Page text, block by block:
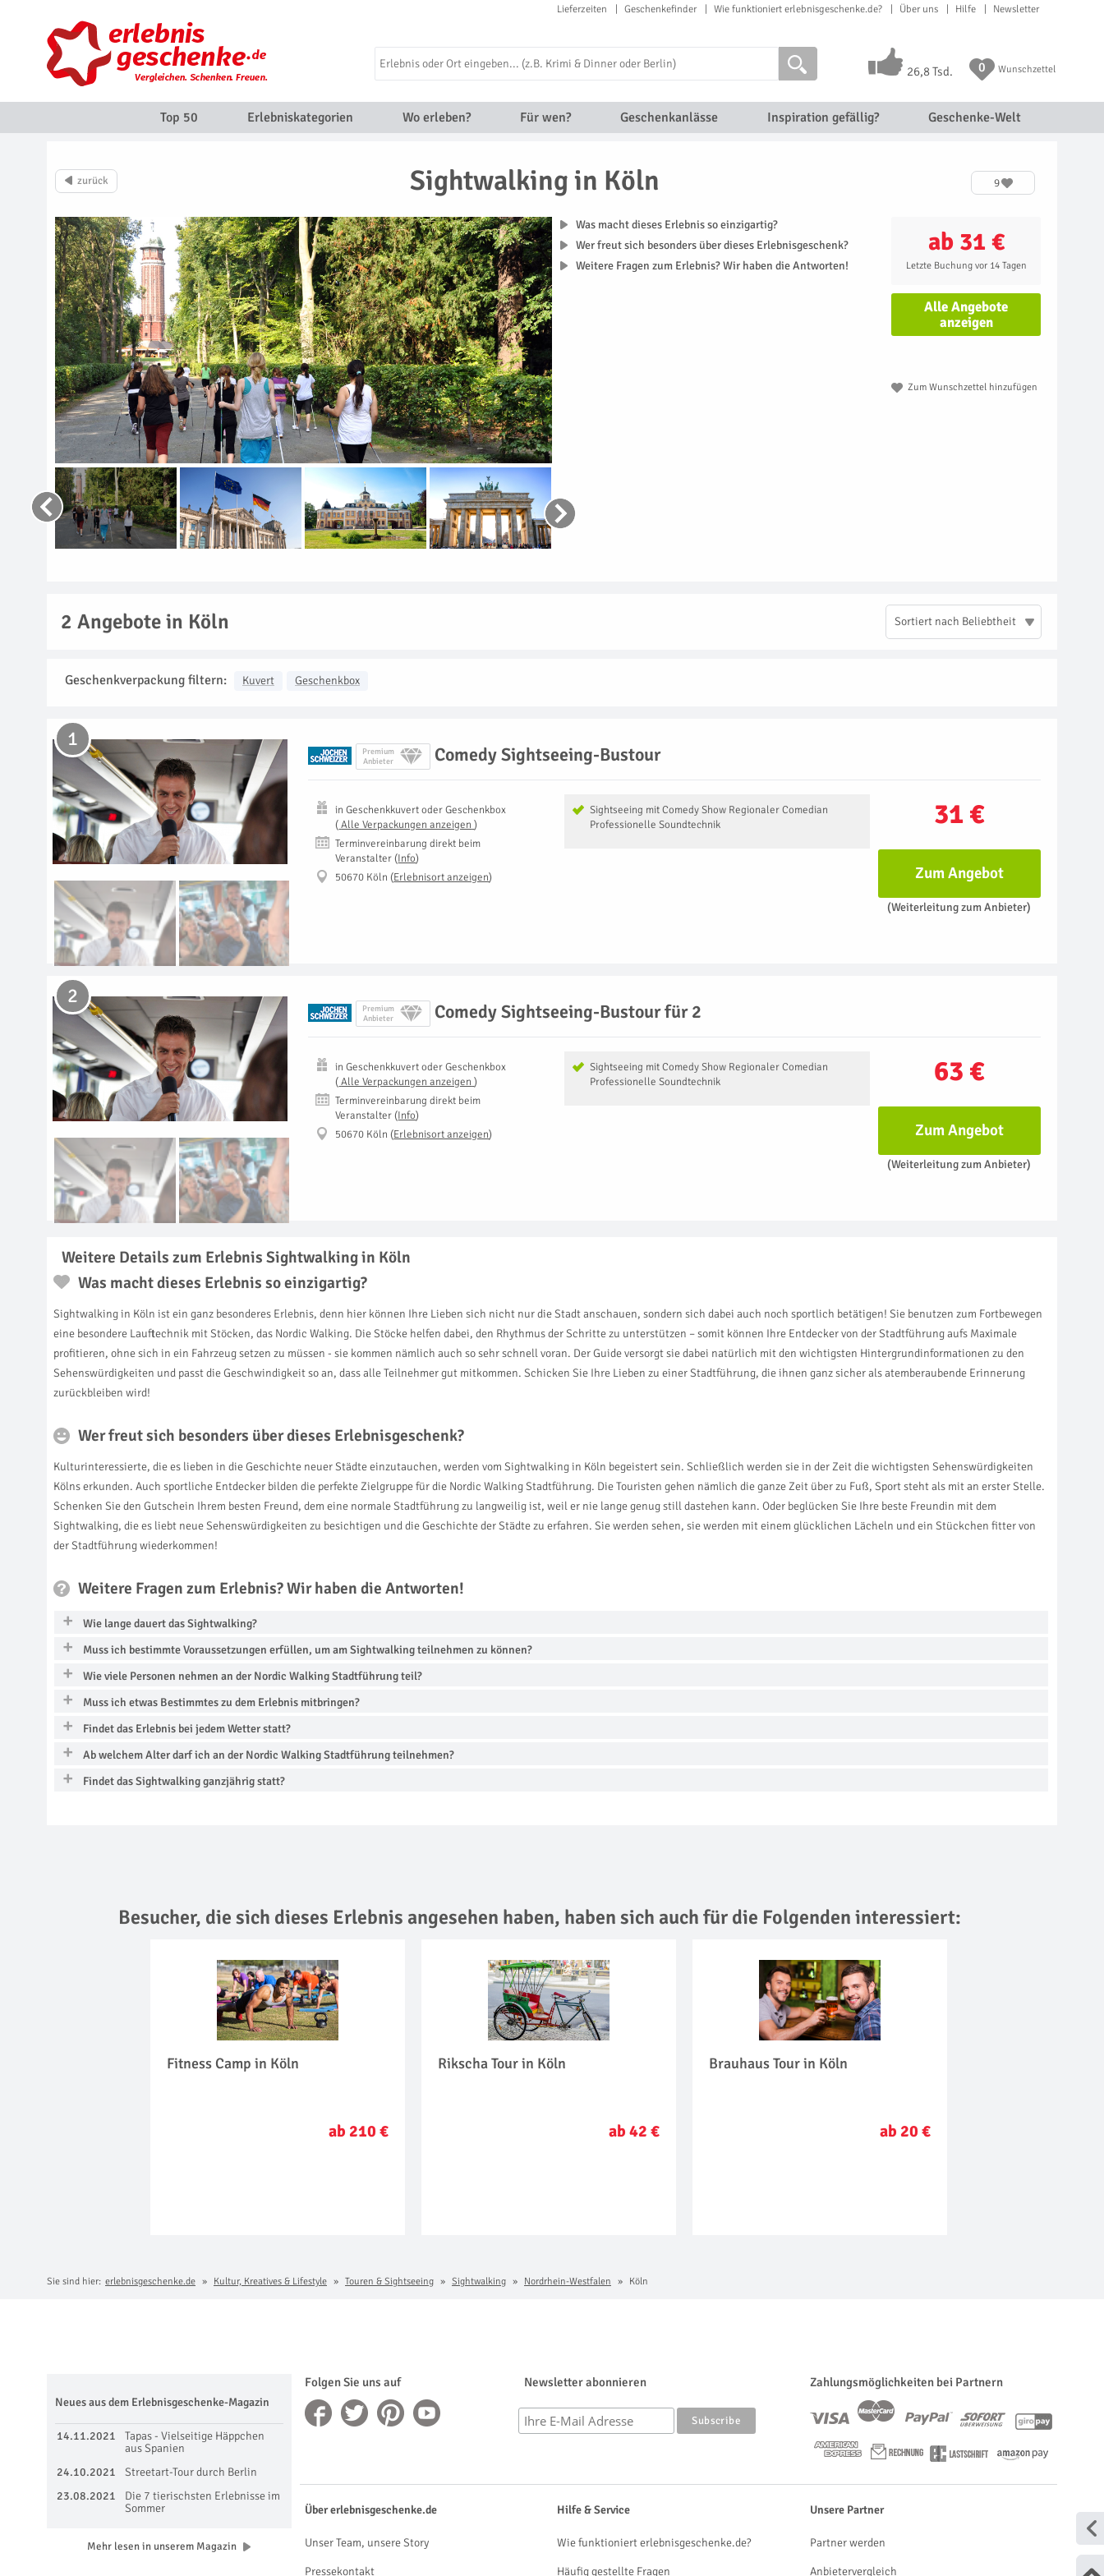
Lieferzeiten Geschenkefinder Wie funktioniert erlebnisgeschenke.de? Über uns Hilfe Newsletter
26,8 Tsd. 0 Wunschzettel
Top 50 Erlebniskategorien Wo erleben? Für wen? Geschenkanlässe Inspiration gefällig? Geschenke-Welt
Sightwalking in Köln 9
ab 31 €
Letzte Buchung vor 14 Tagen
Alle Angebote
anzeigen
Zum Wunschzettel hinzufügen
Was macht dieses Erlebnis so einzigartig?
Wer freut sich besonders über dieses Erlebnisgeschenk?
Weitere Fragen zum Erlebnis? Wir haben die Antworten!
2 Angebote in Köln Sortiert nach Beliebtheit
Geschenkverpackung filtern: Kuvert Geschenkbox
Premium
Anbieter
Comedy Sightseeing-Bustour
1
31 €
Sightseeing mit Comedy Show Regionaler Comedian
Professionelle Soundtechnik
inGeschenkkuvert oder Geschenkbox
( Alle Verpackungen anzeigen )
Terminvereinbarung direkt beim
Veranstalter (Info)
50670 Köln (Erlebnisort anzeigen) Zum Angebot
(Weiterleitung zum Anbieter)
Premium
Anbieter
Comedy Sightseeing-Bustour für 2
2
63 €
Sightseeing mit Comedy Show Regionaler Comedian
Professionelle Soundtechnik
inGeschenkkuvert oder Geschenkbox
( Alle Verpackungen anzeigen )
Terminvereinbarung direkt beim
Veranstalter (Info)
50670 Köln (Erlebnisort anzeigen) Zum Angebot
(Weiterleitung zum Anbieter)
Weitere Details zum Erlebnis Sightwalking in Köln
Was macht dieses Erlebnis so einzigartig?
Sightwalking in Köln ist ein ganz besonderes Erlebnis, denn hier können Ihre Lieben sich nicht nur die Stadt anschauen, sondern sich dabei auch noch sportlich betätigen! Sie benutzen zum Fortbewegen
eine besondere Lauftechnik mit Stöcken, das Nordic Walking. Die Stöcke helfen dabei, den Rhythmus der Schritte zu unterstützen – somit können Ihre Entdecker von der Stadtführung aufs Maximale
profitieren, ohne sich in ein Fahrzeug setzen zu müssen - sie kommen nämlich auch so sehr schnell voran. Der Guide versorgt sie dabei natürlich mit den wichtigsten Hintergrundinformationen zu den
Sehenswürdigkeiten und passt die Geschwindigkeit so an, dass alle Teilnehmer gut mitkommen. Schicken Sie Ihre Lieben zu einer Stadtführung, die ihnen ganz sicher als atemberaubende Erinnerung
zurückbleiben wird!
Wer freut sich besonders über dieses Erlebnisgeschenk?
Kulturinteressierte, die es lieben in die Geschichte neuer Städte einzutauchen, werden vom Sightwalking in Köln begeistert sein. Schließlich werden sie in der Zeit die wichtigsten Sehenswürdigkeiten
Kölns erkunden. Auch sportliche Entdecker bilden die perfekte Zielgruppe für die Nordic Walking Stadtführung. Die Touristen gehen nämlich die ganze Zeit über zu Fuß, Sport steht als mit an erster Stelle.
Schenken Sie den Gutschein Ihrem besten Freund, dem eine normale Stadtführung zu langweilig ist, weil er nie lange genug still dastehen kann. Oder beglücken Sie Ihre beste Freundin mit dem
Sightwalking, die es liebt neue Sehenswürdigkeiten zu besichtigen und die Geschichte der Städte zu erfahren. Sie werden sehen, sie werden mit einem glücklichen Lächeln und ein Stückchen fitter von
der Stadtführung wiederkommen!
Weitere Fragen zum Erlebnis? Wir haben die Antworten!
Wie lange dauert das Sightwalking?
Muss ich bestimmte Voraussetzungen erfüllen, um am Sightwalking teilnehmen zu können?
Wie viele Personen nehmen an der Nordic Walking Stadtführung teil?
Muss ich etwas Bestimmtes zu dem Erlebnis mitbringen?
Findet das Erlebnis bei jedem Wetter statt?
Ab welchem Alter darf ich an der Nordic Walking Stadtführung teilnehmen?
Findet das Sightwalking ganzjährig statt?
Besucher, die sich dieses Erlebnis angesehen haben, haben sich auch für die Folgenden interessiert:
Fitness Camp in Köln
ab 210 €
Rikscha Tour in Köln
ab 42 €
Brauhaus Tour in Köln
ab 20 €
Sie sind hier: erlebnisgeschenke.de Kultur, Kreatives & Lifestyle Touren & Sightseeing Sightwalking Nordrhein-Westfalen Köln
Folgen Sie uns auf Newsletter abonnieren Zahlungsmöglichkeiten bei Partnern
Neues aus dem Erlebnisgeschenke-Magazin
14.11.2021
Tapas - Vielseitige Häppchen
aus Spanien
24.10.2021
Streetart-Tour durch Berlin
23.08.2021
Die 7 tierischsten Erlebnisse im
Sommer
Mehr lesen in unserem Magazin
Über erlebnisgeschenke.de
Unser Team, unsere Story
Pressekontakt
Hilfe & Service
Wie funktioniert erlebnisgeschenke.de?
Häufig gestellte Fragen
Unsere Partner
Partner werden
Anbietervergleich